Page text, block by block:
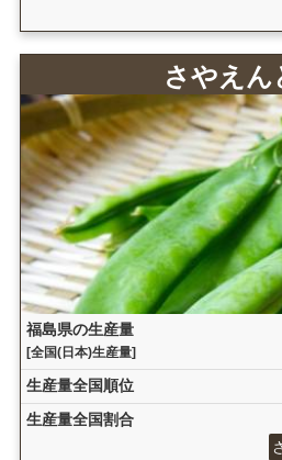
さやえん
福島県の生産量
[全国(日本)生産量]
生産量全国順位
生産量全国割合